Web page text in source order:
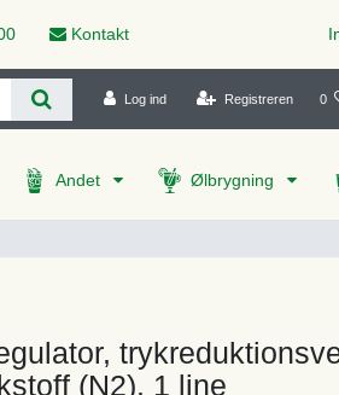
Kontakt
Log ind Registreren 0
Andet Ølbrygning
(N2), 1 line